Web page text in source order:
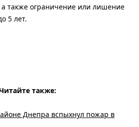
а также ограничение или лишение
5 лет.
также:
Днепра вспыхнул пожар в